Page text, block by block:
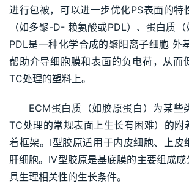
进行包被，可以进一步优化PS表面的特
（如多聚-D- 赖氨酸或PDL）、蛋白质（
PDL是一种化学合成的聚阳离子细胞 外
帮助介导细胞膜和表面的负电荷，从而
TC处理的塑料上。
ECM蛋白质（如胶原蛋白）为某些
TC处理的常规表面上生长有困难）的附
着框架。I型胶原适用于内皮细胞、上皮
肝细胞。IV型胶原是基底膜的主要组成
具生理相关性的生长条件。